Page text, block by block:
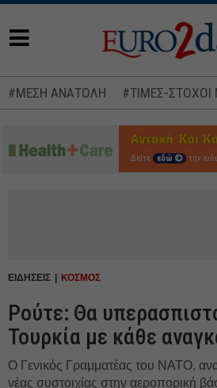
#ΜΕΣΗ ΑΝΑΤΟΛΗ #ΤΙΜΕΣ-
Δείτε εδώ την
ΕΙΔΗΣΕΙΣ ΚΟΣΜΟΣ
Ρούτε: Θα
Τουρκία με κάθε
Ο Γενικός Γραμματέας του ΝΑΤΟ,
νέας συστοιχίας στην αεροπορική